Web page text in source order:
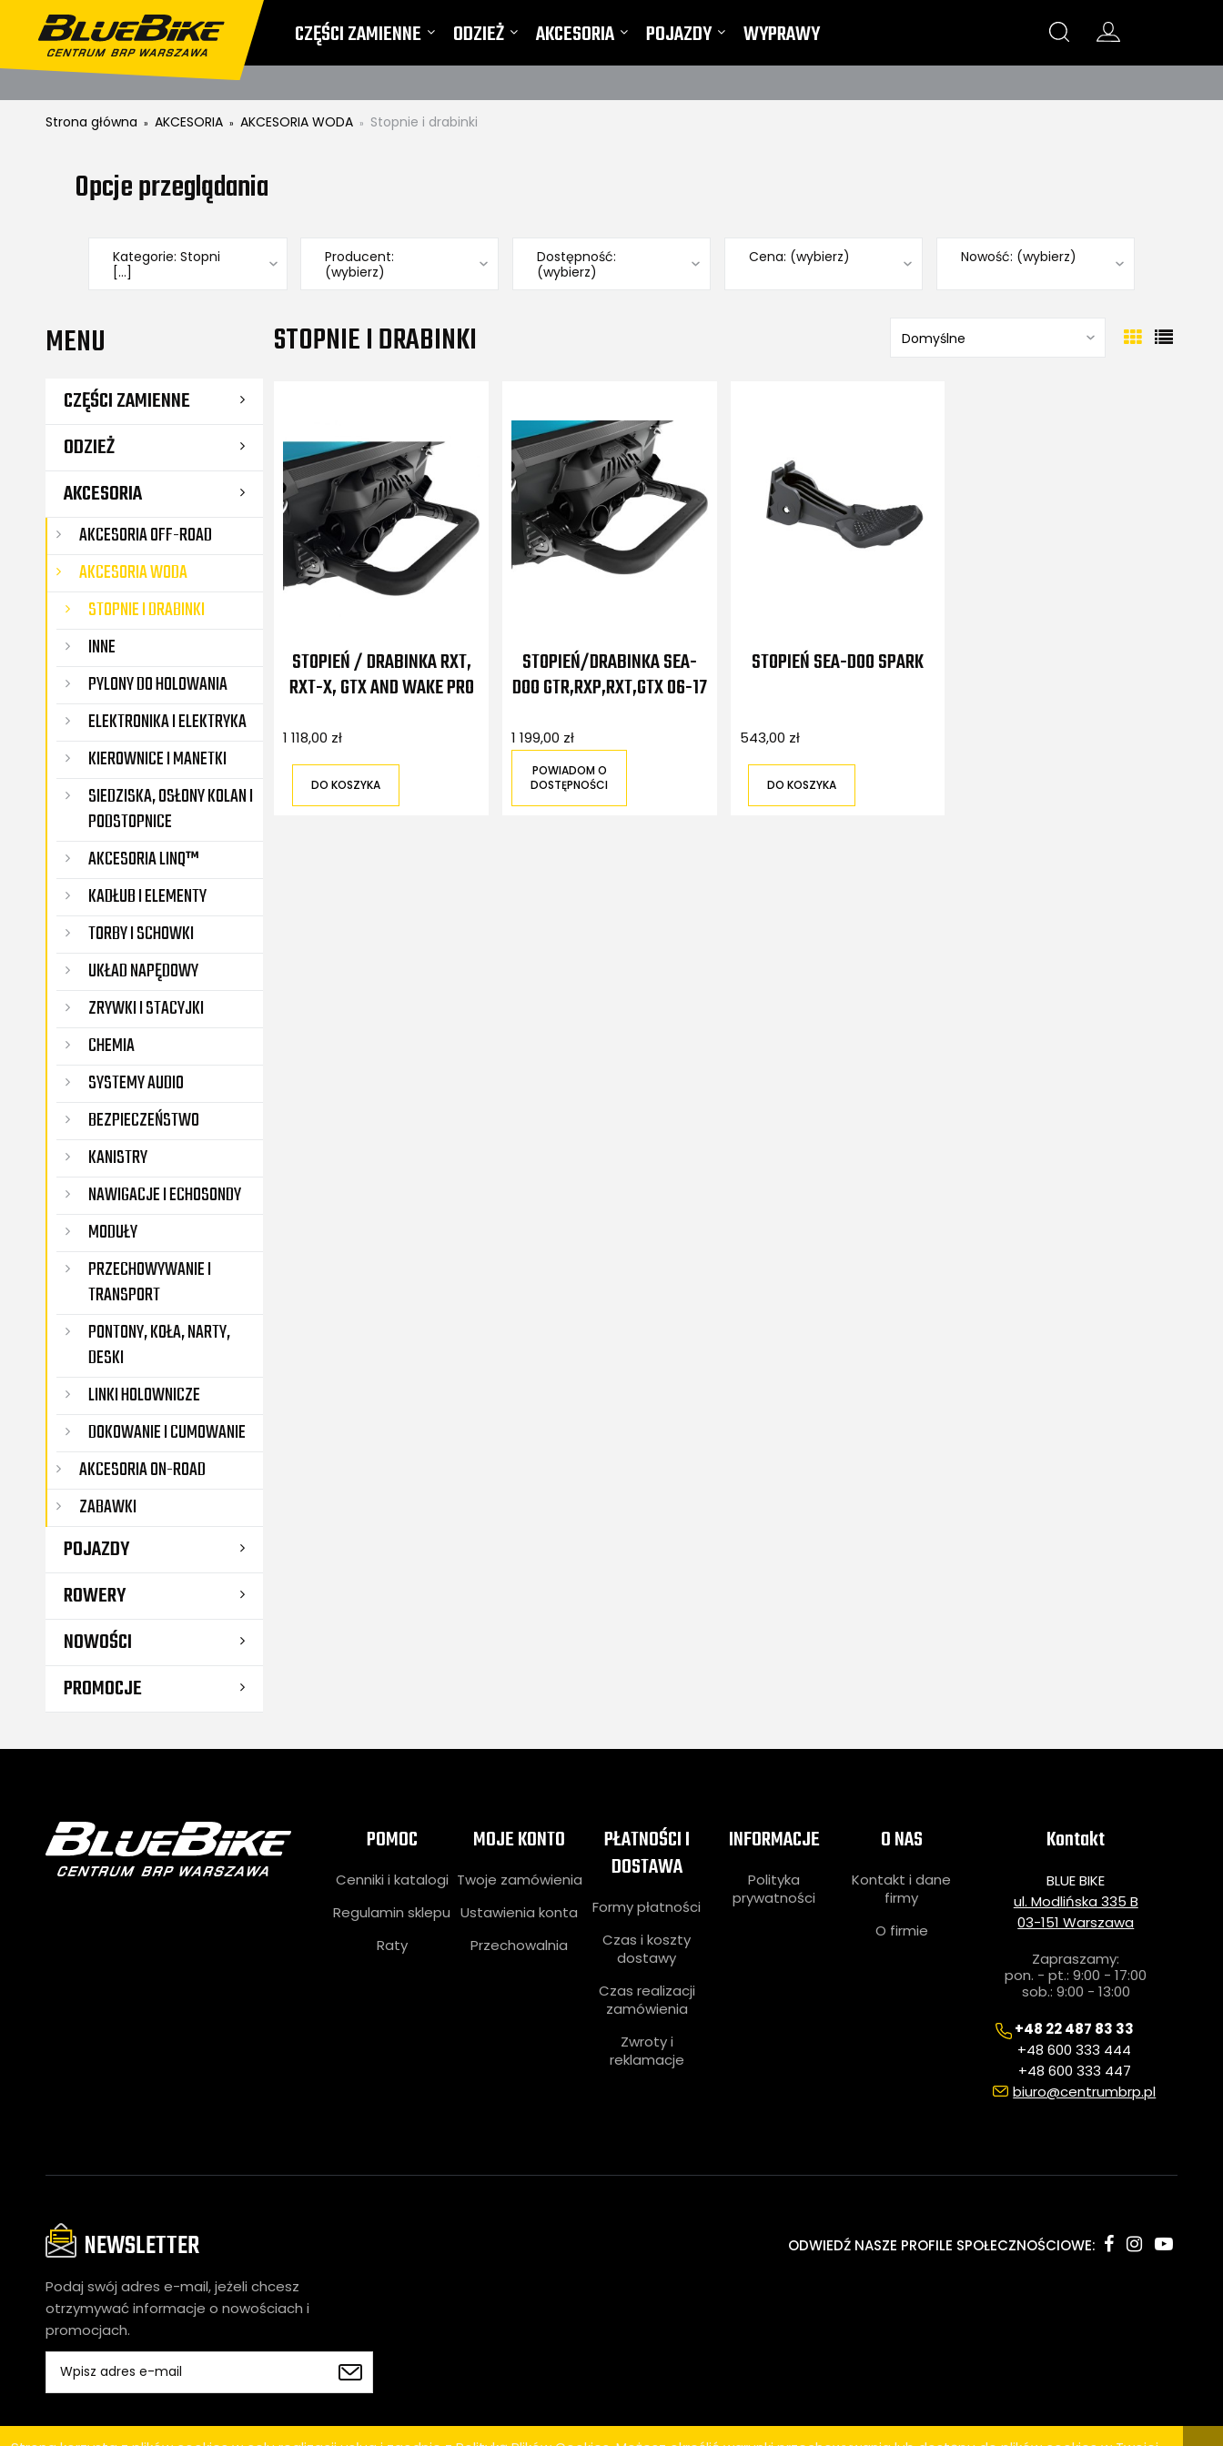
CZĘŚCI ZAMIENNE ODZIEŻ AKCESORIA POJAZDY
WYPRAWY
Strona główna » AKCESORIA » AKCESORIA WODA » Stopnie i drabinki
Opcje przeglądania
Kategorie: Stopni
[...]
Producent:
(wybierz)
Dostępność:
(wybierz)
Cena: (wybierz) Nowość: (wybierz)
MENU
CZĘŚCI ZAMIENNE
ODZIEŻ
AKCESORIA
AKCESORIA OFF-ROAD
AKCESORIA WODA
STOPNIE I DRABINKI
INNE
PYLONY DO HOLOWANIA
ELEKTRONIKA I ELEKTRYKA
KIEROWNICE I MANETKI
SIEDZISKA, OSŁONY KOLAN I
PODSTOPNICE
AKCESORIA LINQ™
KADŁUB I ELEMENTY
TORBY I SCHOWKI
UKŁAD NAPĘDOWY
ZRYWKI I STACYJKI
CHEMIA
SYSTEMY AUDIO
BEZPIECZEŃSTWO
KANISTRY
NAWIGACJE I ECHOSONDY
MODUŁY
PRZECHOWYWANIE I
TRANSPORT
PONTONY, KOŁA, NARTY,
DESKI
LINKI HOLOWNICZE
DOKOWANIE I CUMOWANIE
AKCESORIA ON-ROAD
ZABAWKI
POJAZDY
ROWERY
NOWOŚCI
PROMOCJE
STOPNIE I DRABINKI
STOPIEŃ / DRABINKA RXT,
RXT-X, GTX AND WAKE PRO
1 118,00 zł
DO KOSZYKA
STOPIEŃ/DRABINKA SEA-
DOO GTR,RXP,RXT,GTX 06-17
1 199,00 zł
POWIADOM O
DOSTĘPNOŚCI
STOPIEŃ SEA-DOO SPARK
543,00 zł
DO KOSZYKA
POMOC
Cenniki i katalogi
Regulamin sklepu
Raty
MOJE KONTO
Twoje zamówienia
Ustawienia konta
Przechowalnia
PŁATNOŚCI I
DOSTAWA
Formy płatności
Czas i koszty
dostawy
Czas realizacji
zamówienia
Zwroty i
reklamacje
INFORMACJE
Polityka
prywatności
O NAS
Kontakt i dane
firmy
O firmie
Kontakt
BLUE BIKE
ul. Modlińska 335 B
03-151 Warszawa
Zapraszamy:
pon. - pt.: 9:00 - 17:00
sob.: 9:00 - 13:00
+48 22 487 83 33
+48 600 333 444
+48 600 333 447
biuro@centrumbrp.pl
NEWSLETTER
Podaj swój adres e-mail, jeżeli chcesz
otrzymywać informacje o nowościach i
promocjach.
ODWIEDŹ NASZE PROFILE SPOŁECZNOŚCIOWE:
Copyright 2024 © BLUEBIKE SKLEP INTERNETOWY SHOPER.PL